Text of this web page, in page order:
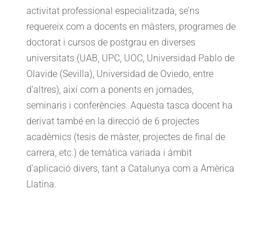
activitat professional especialitzada, se’ns
requereix com a docents en màsters, programes de
doctorat i cursos de postgrau en diverses
universitats (UAB, UPC, UOC, Universidad Pablo de
Olavide (Sevilla), Universidad de Oviedo, entre
d’altres), així com a ponents en jornades,
seminaris i conferències. Aquesta tasca docent ha
derivat també en la direcció de 6 projectes
acadèmics (tesis de màster, projectes de final de
carrera, etc.) de temàtica variada i àmbit
d’aplicació divers, tant a Catalunya com a Amèrica
Llatina.